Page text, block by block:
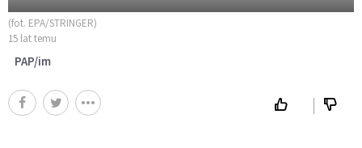
(fot. EPA/STRINGER)
15 lat temu
PAP/im